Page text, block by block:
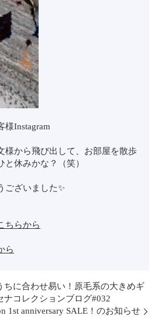
様Instagram
様から飛び出して、お部屋を散歩
と休みかな？（笑）
ございました✨
ちらから
ら
ちに合わせ易い！原毛系の大きめギ
ナコレクションブログ#032
1st anniversary SALE！のお知らせ